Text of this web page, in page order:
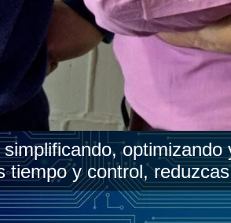
y control,